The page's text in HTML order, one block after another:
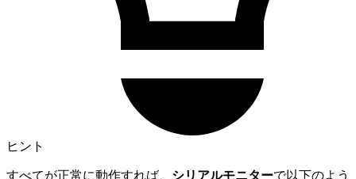
ヒント
すべてが正常に動作すれば、 シリアルモニターで以下のよう